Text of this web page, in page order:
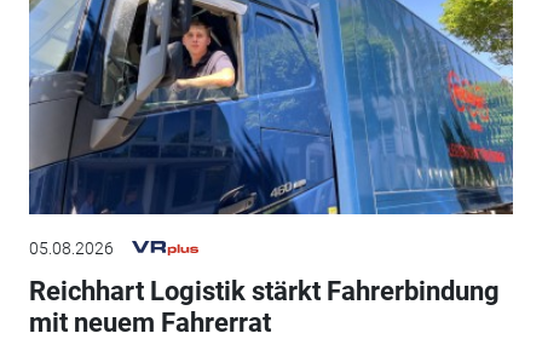
05.08.2026
Reichhart Logistik stärkt Fahrerbindung
mit neuem Fahrerrat